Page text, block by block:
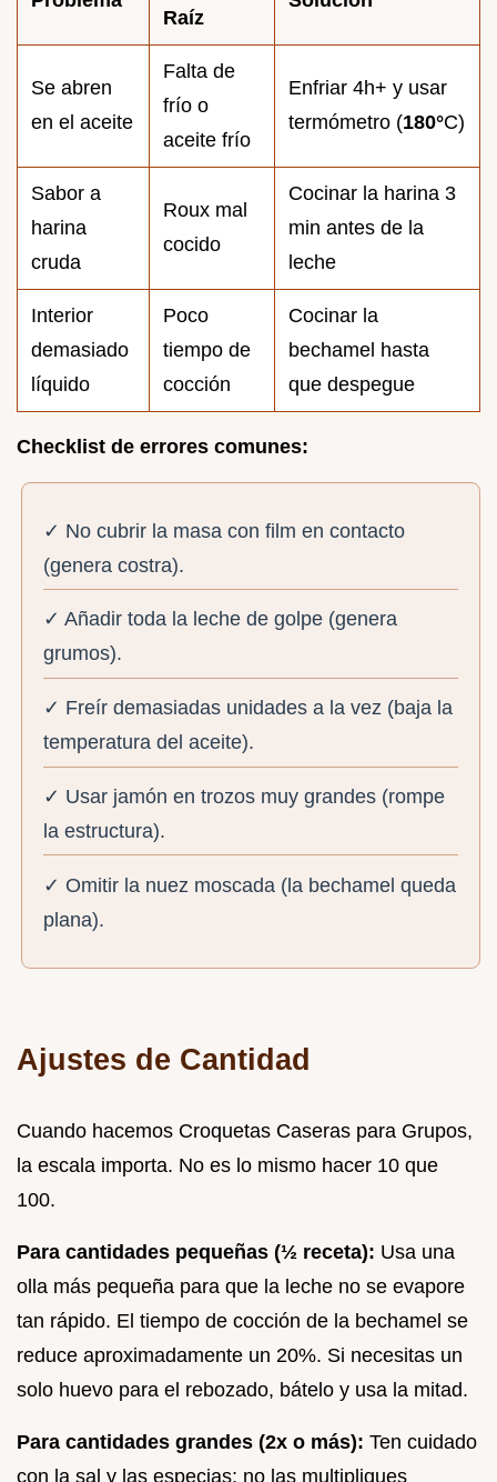
Raíz
Se abren
en el aceite
Falta de
frío o
aceite frío
Enfriar 4h+ y usar
termómetro (180°C)
Sabor a
harina
cruda
Roux mal
cocido
Cocinar la harina 3
min antes de la
leche
Interior
demasiado
líquido
Poco
tiempo de
cocción
Cocinar la
bechamel hasta
que despegue
Checklist de errores comunes:
✓ No cubrir la masa con film en contacto
(genera costra).
✓ Añadir toda la leche de golpe (genera
grumos).
✓ Freír demasiadas unidades a la vez (baja la
temperatura del aceite).
✓ Usar jamón en trozos muy grandes (rompe
la estructura).
✓ Omitir la nuez moscada (la bechamel queda
plana).
Ajustes de Cantidad
Cuando hacemos Croquetas Caseras para Grupos,
la escala importa. No es lo mismo hacer 10 que
100.
Para cantidades pequeñas (½ receta): Usa una
olla más pequeña para que la leche no se evapore
tan rápido. El tiempo de cocción de la bechamel se
reduce aproximadamente un 20%. Si necesitas un
solo huevo para el rebozado, bátelo y usa la mitad.
Para cantidades grandes (2x o más): Ten cuidado
con la sal y las especias; no las multipliques